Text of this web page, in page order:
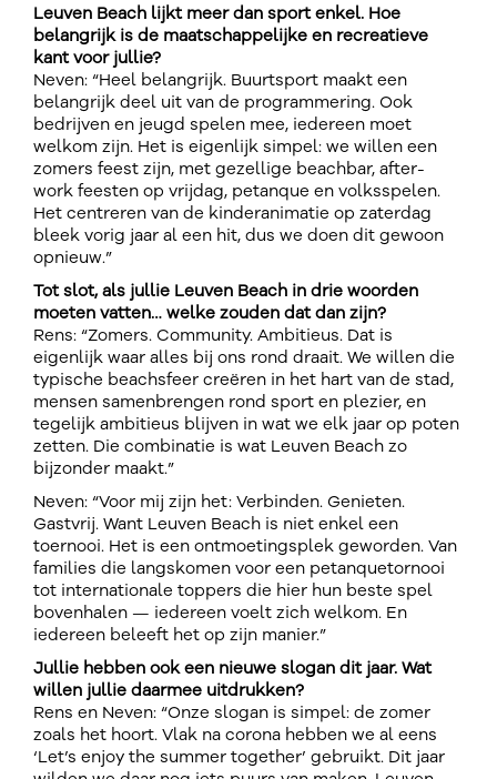
Leuven Beach lijkt meer dan sport enkel. Hoe
belangrijk is de maatschappelijke en recreatieve
kant voor jullie?
Neven: “Heel belangrijk. Buurtsport maakt een
belangrijk deel uit van de programmering. Ook
bedrijven en jeugd spelen mee, iedereen moet
welkom zijn. Het is eigenlijk simpel: we willen een
zomers feest zijn, met gezellige beachbar, after-
work feesten op vrijdag, petanque en volksspelen.
Het centreren van de kinderanimatie op zaterdag
bleek vorig jaar al een hit, dus we doen dit gewoon
opnieuw.”
Tot slot, als jullie Leuven Beach in drie woorden
moeten vatten… welke zouden dat dan zijn?
Rens: “Zomers. Community. Ambitieus. Dat is
eigenlijk waar alles bij ons rond draait. We willen die
typische beachsfeer creëren in het hart van de stad,
mensen samenbrengen rond sport en plezier, en
tegelijk ambitieus blijven in wat we elk jaar op poten
zetten. Die combinatie is wat Leuven Beach zo
bijzonder maakt.”
Neven: “Voor mij zijn het: Verbinden. Genieten.
Gastvrij. Want Leuven Beach is niet enkel een
toernooi. Het is een ontmoetingsplek geworden. Van
families die langskomen voor een petanquetornooi
tot internationale toppers die hier hun beste spel
bovenhalen — iedereen voelt zich welkom. En
iedereen beleeft het op zijn manier.”
Jullie hebben ook een nieuwe slogan dit jaar. Wat
willen jullie daarmee uitdrukken?
Rens en Neven: “Onze slogan is simpel: de zomer
zoals het hoort. Vlak na corona hebben we al eens
‘Let’s enjoy the summer together’ gebruikt. Dit jaar